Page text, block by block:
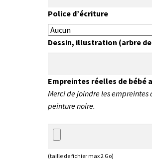
Police d’écriture
Dessin, illustration (arbre
Empreintes réelles de bébé
Merci de joindre les empreintes
peinture noire.
(taille de fichier max 2 Go)